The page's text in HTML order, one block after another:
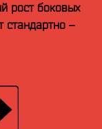
рост боковых
стандартно –